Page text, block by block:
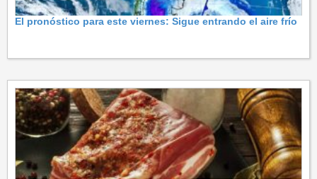
El pronóstico para este viernes: Sigue entrando el aire frío